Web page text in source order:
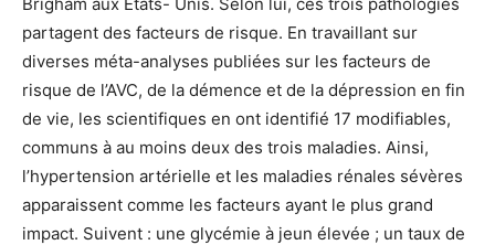
partagent des facteurs de risque. En travaillant sur
diverses méta-analyses publiées sur les facteurs de
risque de l’AVC, de la démence et de la dépression en fin
de vie, les scientifiques en ont identifié 17 modifiables,
communs à au moins deux des trois maladies. Ainsi,
l’hypertension artérielle et les maladies rénales sévères
apparaissent comme les facteurs ayant le plus grand
impact. Suivent : une glycémie à jeun élevée ; un taux de